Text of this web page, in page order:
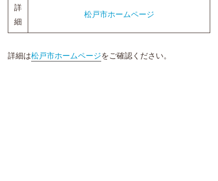
詳
細
松戸市ホームページ
詳細は松戸市ホームページをご確認ください。